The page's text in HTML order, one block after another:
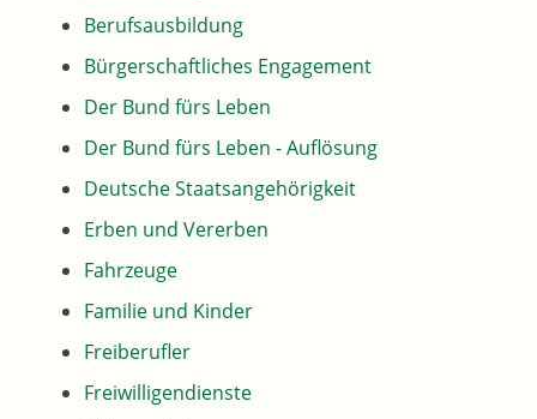
Berufsausbildung
Bürgerschaftliches Engagement
Der Bund fürs Leben
Der Bund fürs Leben - Auflösung
Deutsche Staatsangehörigkeit
Erben und Vererben
Fahrzeuge
Familie und Kinder
Freiberufler
Freiwilligendienste